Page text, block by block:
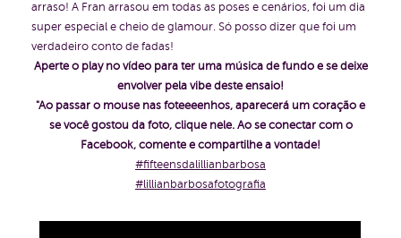
arraso! A Fran arrasou em todas as poses e cenários, foi um dia
super especial e cheio de glamour. Só posso dizer que foi um
verdadeiro conto de fadas!
Aperte o play no vídeo para ter uma música de fundo e se deixe
envolver pela vibe deste ensaio!
"Ao passar o mouse nas foteeeenhos, aparecerá um coração e
se você gostou da foto, clique nele. Ao se conectar com o
Facebook, comente e compartilhe a vontade!
#fifteensdalillianbarbosa
#lillianbarbosafotografia